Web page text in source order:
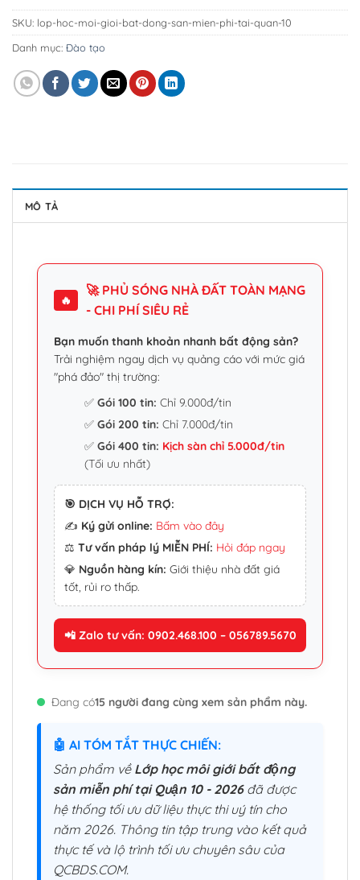
SKU: lop-hoc-moi-gioi-bat-dong-san-mien-phi-tai-quan-10
Danh mục: Đào tạo
MÔ TẢ
🔥
🚀 PHỦ SÓNG NHÀ ĐẤT TOÀN MẠNG
- CHI PHÍ SIÊU RẺ
Bạn muốn thanh khoản nhanh bất động sản?
Trải nghiệm ngay dịch vụ quảng cáo với mức giá
"phá đảo" thị trường:
✅Gói 100 tin: Chỉ 9.000đ/tin
✅Gói 200 tin: Chỉ 7.000đ/tin
✅Gói 400 tin: Kịch sàn chỉ 5.000đ/tin
(Tối ưu nhất)
🎯 DỊCH VỤ HỖ TRỢ:
✍️ Ký gửi online: Bấm vào đây
⚖️ Tư vấn pháp lý MIỄN PHÍ: Hỏi đáp ngay
💎 Nguồn hàng kín: Giới thiệu nhà đất giá
tốt, rủi ro thấp.
📲 Zalo tư vấn: 0902.468.100 – 056789.5670
Đang có15 người đang cùng xem sản phẩm này.
🤖 AI TÓM TẮT THỰC CHIẾN:
Sản phẩm về Lớp học môi giới bất động
sản miễn phí tại Quận 10 - 2026đã được
hệ thống tối ưu dữ liệu thực thi uý tín cho
năm 2026. Thông tin tập trung vào kết quả
thực tế và lộ trình tối ưu chuyên sâu của
QCBDS.COM.